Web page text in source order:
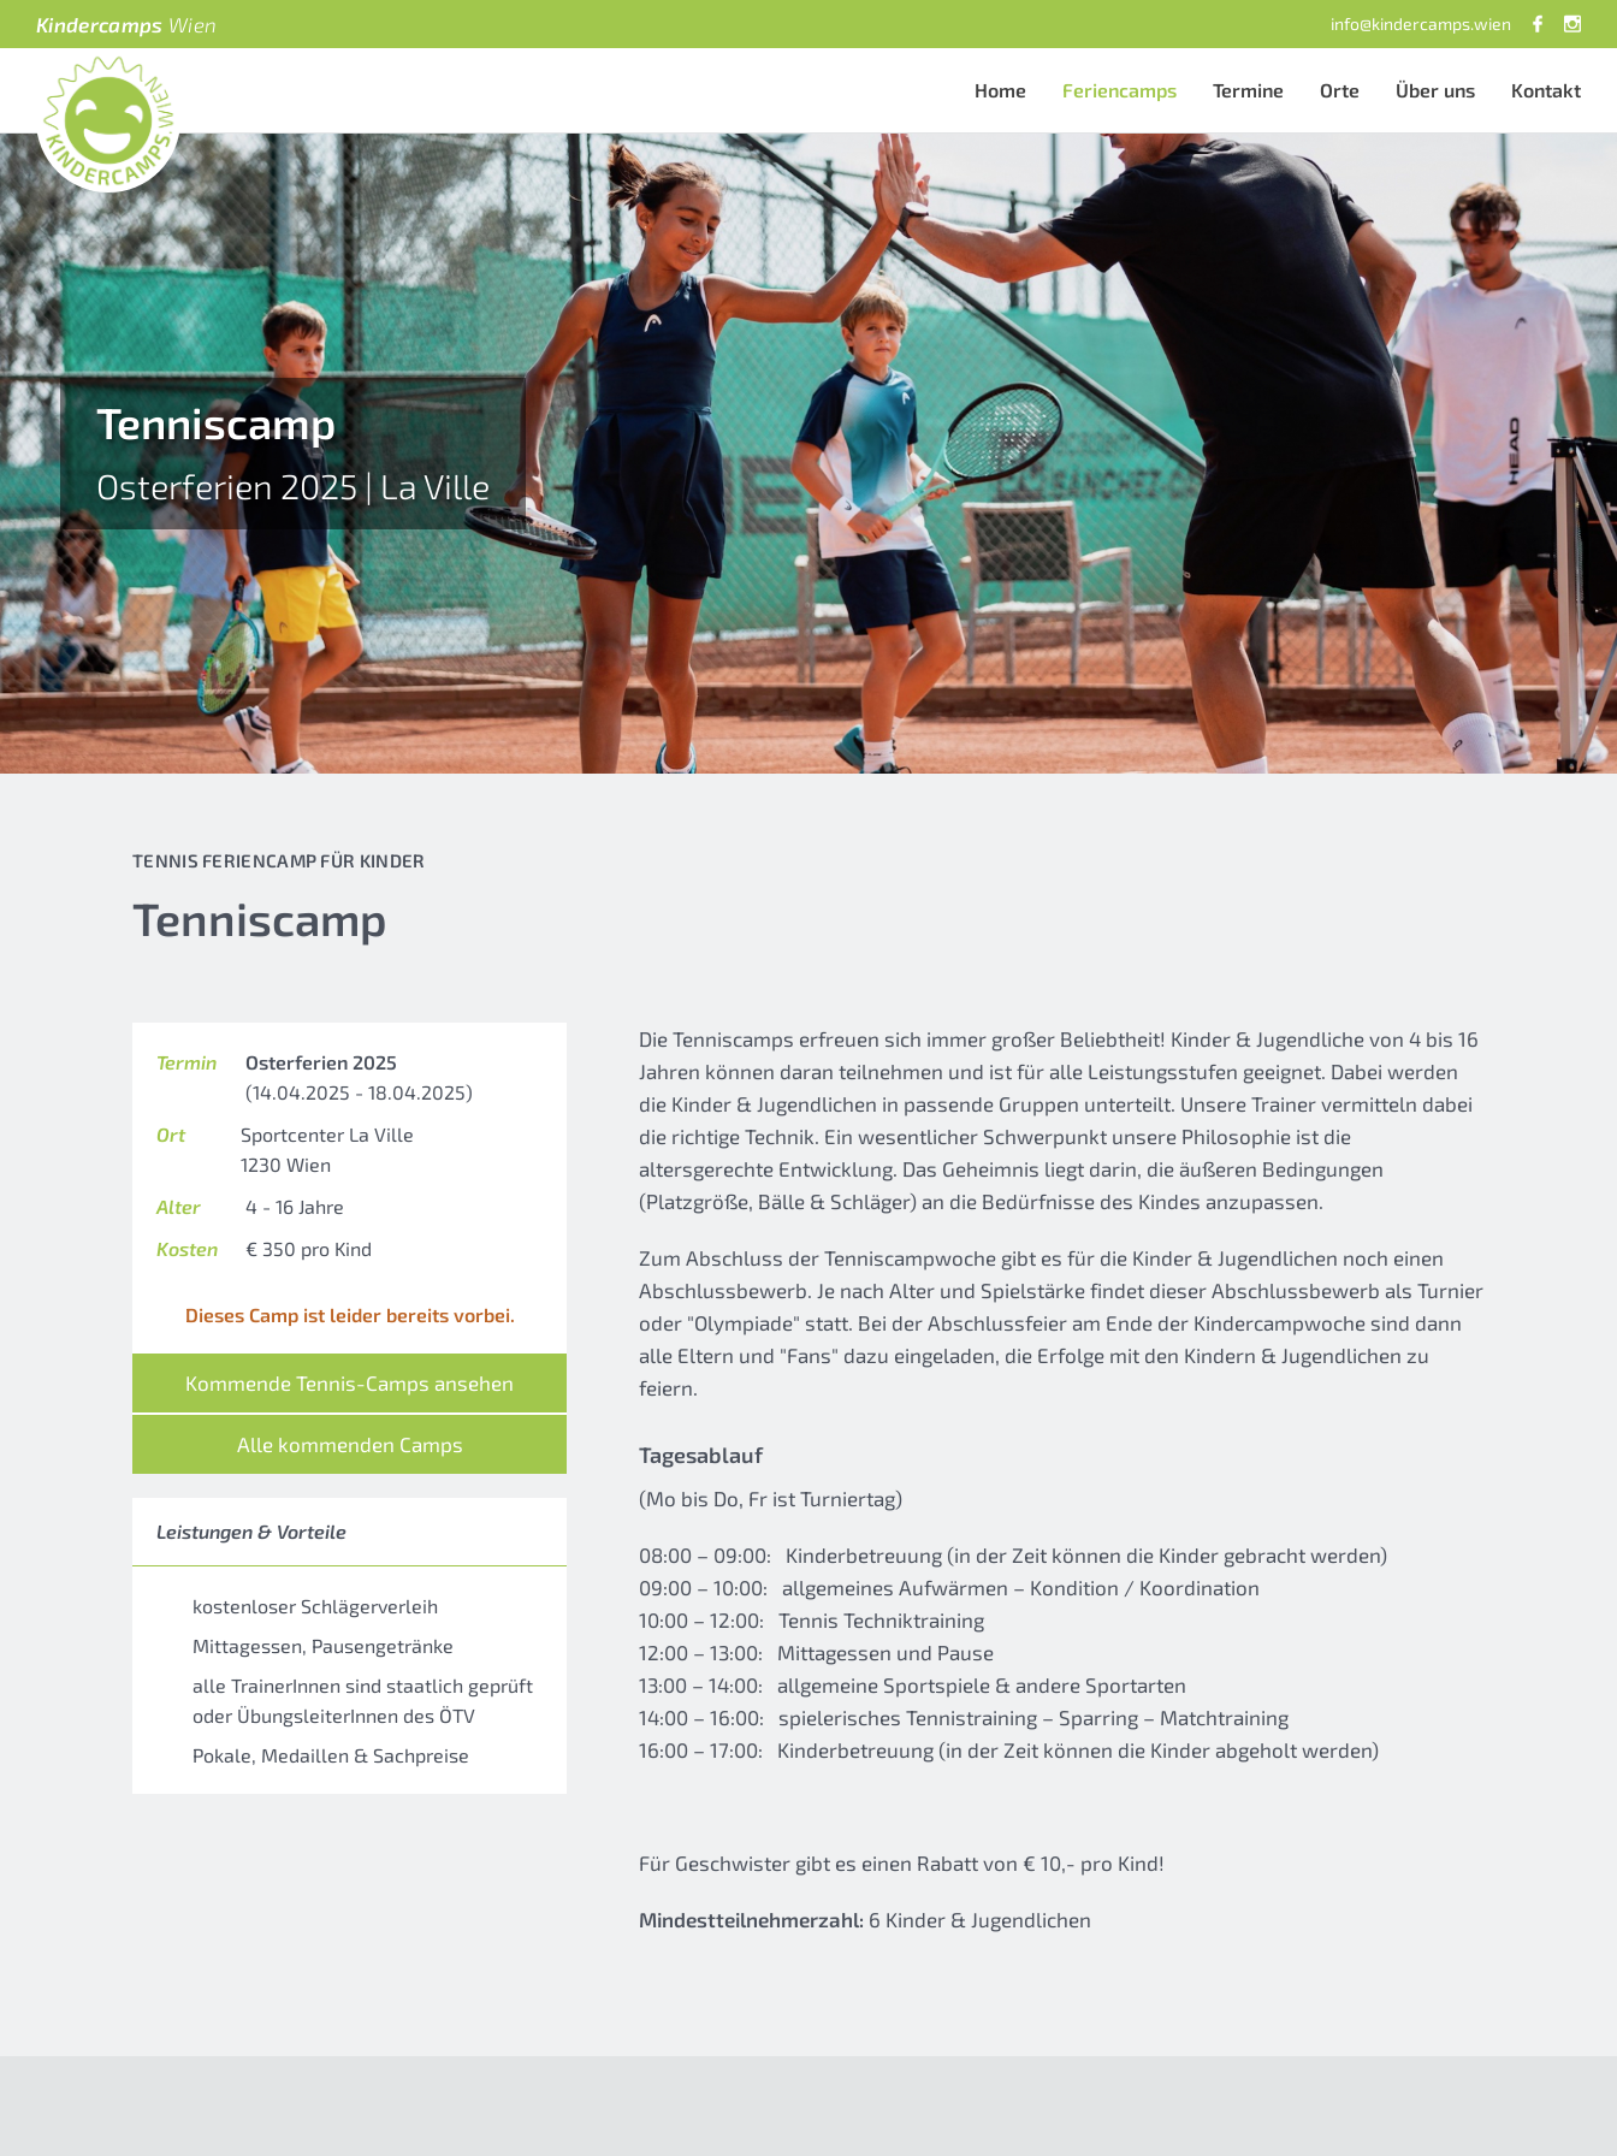
Kindercamps Wien info@kindercamps.wien
Home Feriencamps Termine Orte Über uns Kontakt
Tenniscamp
Osterferien 2025 | La Ville
TENNIS FERIENCAMP FÜR KINDER
Tenniscamp
Termin
Osterferien 2025
(14.04.2025 - 18.04.2025)
Ort
Sportcenter La Ville
1230 Wien
Alter
4 - 16 Jahre
Kosten
€ 350 pro Kind
Dieses Camp ist leider bereits vorbei.
Kommende Tennis-Camps ansehen
Alle kommenden Camps
Leistungen & Vorteile
kostenloser Schlägerverleih
Mittagessen, Pausengetränke
alle TrainerInnen sind staatlich geprüft
oder ÜbungsleiterInnen des ÖTV
Pokale, Medaillen & Sachpreise
Die Tenniscamps erfreuen sich immer großer Beliebtheit! Kinder & Jugendliche von 4 bis 16
Jahren können daran teilnehmen und ist für alle Leistungsstufen geeignet. Dabei werden
die Kinder & Jugendlichen in passende Gruppen unterteilt. Unsere Trainer vermitteln dabei
die richtige Technik. Ein wesentlicher Schwerpunkt unsere Philosophie ist die
altersgerechte Entwicklung. Das Geheimnis liegt darin, die äußeren Bedingungen
(Platzgröße, Bälle & Schläger) an die Bedürfnisse des Kindes anzupassen.
Zum Abschluss der Tenniscampwoche gibt es für die Kinder & Jugendlichen noch einen
Abschlussbewerb. Je nach Alter und Spielstärke findet dieser Abschlussbewerb als Turnier
oder "Olympiade" statt. Bei der Abschlussfeier am Ende der Kindercampwoche sind dann
alle Eltern und "Fans" dazu eingeladen, die Erfolge mit den Kindern & Jugendlichen zu
feiern.
Tagesablauf
(Mo bis Do, Fr ist Turniertag)
08:00 – 09:00: Kinderbetreuung (in der Zeit können die Kinder gebracht werden)
09:00 – 10:00: allgemeines Aufwärmen – Kondition / Koordination
10:00 – 12:00: Tennis Techniktraining
12:00 – 13:00: Mittagessen und Pause
13:00 – 14:00: allgemeine Sportspiele & andere Sportarten
14:00 – 16:00: spielerisches Tennistraining – Sparring – Matchtraining
16:00 – 17:00: Kinderbetreuung (in der Zeit können die Kinder abgeholt werden)
Für Geschwister gibt es einen Rabatt von € 10,- pro Kind!
Mindestteilnehmerzahl: 6 Kinder & Jugendlichen